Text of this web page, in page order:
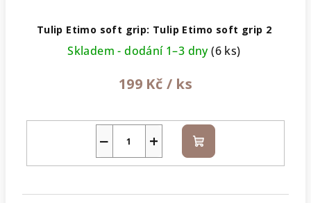
Tulip Etimo soft grip: Tulip Etimo soft grip 2
Skladem - dodání 1–3 dny(6 ks)
199 Kč / ks
+
− Do
košíku